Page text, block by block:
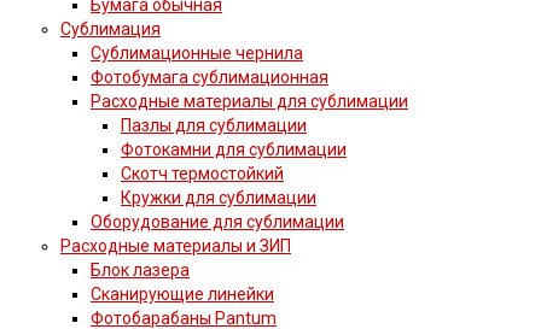
Бумага обычная
Сублимация
Сублимационные чернила
Фотобумага сублимационная
Расходные материалы для сублимации
Пазлы для сублимации
Фотокамни для сублимации
Скотч термостойкий
Кружки для сублимации
Оборудование для сублимации
Расходные материалы и ЗИП
Блок лазера
Сканирующие линейки
Фотобарабаны Pantum